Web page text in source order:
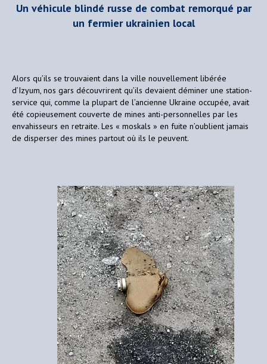
Un véhicule blindé russe de combat remorqué par
un fermier ukrainien local
Alors qu’ils se trouvaient dans la ville nouvellement libérée
d’Izyum, nos gars découvrirent qu’ils devaient déminer une station-
service qui, comme la plupart de l’ancienne Ukraine occupée, avait
été copieusement couverte de mines anti-personnelles par les
envahisseurs en retraite. Les « moskals » en fuite n’oublient jamais
de disperser des mines partout où ils le peuvent.